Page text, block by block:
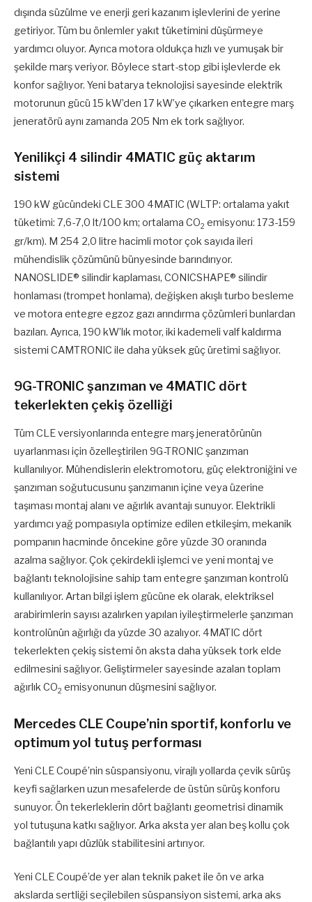
dışında süzülme ve enerji geri kazanım işlevlerini de yerine
getiriyor. Tüm bu önlemler yakıt tüketimini düşürmeye
yardımcı oluyor. Ayrıca motora oldukça hızlı ve yumuşak bir
şekilde marş veriyor. Böylece start-stop gibi işlevlerde ek
konfor sağlıyor. Yeni batarya teknolojisi sayesinde elektrik
motorunun gücü 15 kW’den 17 kW’ye çıkarken entegre marş
jeneratörü aynı zamanda 205 Nm ek tork sağlıyor.
Yenilikçi 4 silindir 4MATIC güç aktarım
sistemi
190 kW gücündeki CLE 300 4MATIC (WLTP: ortalama yakıt
tüketimi: 7,6-7,0 lt/100 km; ortalama CO2 emisyonu: 173-159
gr/km). M 254 2,0 litre hacimli motor çok sayıda ileri
mühendislik çözümünü bünyesinde barındırıyor.
NANOSLIDE® silindir kaplaması, CONICSHAPE® silindir
honlaması (trompet honlama), değişken akışlı turbo besleme
ve motora entegre egzoz gazı arındırma çözümleri bunlardan
bazıları. Ayrıca, 190 kW’lık motor, iki kademeli valf kaldırma
sistemi CAMTRONIC ile daha yüksek güç üretimi sağlıyor.
9G-TRONIC şanzıman ve 4MATIC dört
tekerlekten çekiş özelliği
Tüm CLE versiyonlarında entegre marş jeneratörünün
uyarlanması için özelleştirilen 9G-TRONIC şanzıman
kullanılıyor. Mühendislerin elektromotoru, güç elektroniğini ve
şanzıman soğutucusunu şanzımanın içine veya üzerine
taşıması montaj alanı ve ağırlık avantajı sunuyor. Elektrikli
yardımcı yağ pompasıyla optimize edilen etkileşim, mekanik
pompanın hacminde öncekine göre yüzde 30 oranında
azalma sağlıyor. Çok çekirdekli işlemci ve yeni montaj ve
bağlantı teknolojisine sahip tam entegre şanzıman kontrolü
kullanılıyor. Artan bilgi işlem gücüne ek olarak, elektriksel
arabirimlerin sayısı azalırken yapılan iyileştirmelerle şanzıman
kontrolünün ağırlığı da yüzde 30 azalıyor. 4MATIC dört
tekerlekten çekiş sistemi ön aksta daha yüksek tork elde
edilmesini sağlıyor. Geliştirmeler sayesinde azalan toplam
ağırlık CO2 emisyonunun düşmesini sağlıyor.
Mercedes CLE Coupe’nin sportif, konforlu ve
optimum yol tutuş performası
Yeni CLE Coupé’nin süspansiyonu, virajlı yollarda çevik sürüş
keyfi sağlarken uzun mesafelerde de üstün sürüş konforu
sunuyor. Ön tekerleklerin dört bağlantı geometrisi dinamik
yol tutuşuna katkı sağlıyor. Arka aksta yer alan beş kollu çok
bağlantılı yapı düzlük stabilitesini artırıyor.
Yeni CLE Coupé’de yer alan teknik paket ile ön ve arka
akslarda sertliği seçilebilen süspansiyon sistemi, arka aks